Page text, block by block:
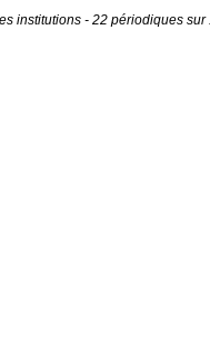
institutions - 22 périodiques sur